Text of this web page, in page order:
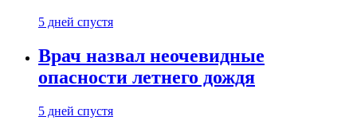
5 дней спустя
Врач назвал неочевидные
опасности летнего дождя
5 дней спустя